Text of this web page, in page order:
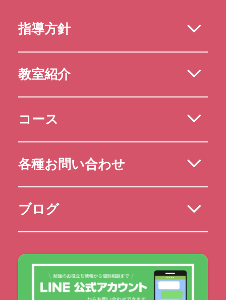
指導方針
教室紹介
コース
各種お問い合わせ
ブログ